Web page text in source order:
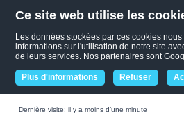
Ce site web utilise les
Les données stockées par ces cookies
informations sur l'utilisation de notre site
de leurs services. Nos partenaires sont
Plus d'informations Refuser
Dernière visite: il y a moins d’une minute